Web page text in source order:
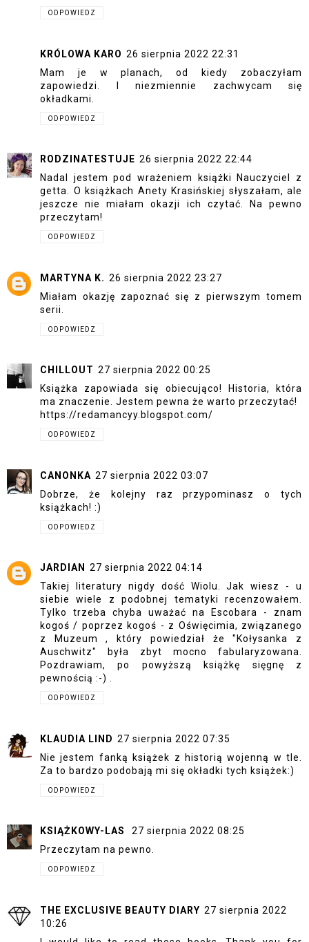
ODPOWIEDZ
KRÓLOWA KARO 26 sierpnia 2022 22:31
Mam je w planach, od kiedy zobaczyłam
zapowiedzi. I niezmiennie zachwycam się
okładkami.
ODPOWIEDZ
RODZINATESTUJE 26 sierpnia 2022 22:44
Nadal jestem pod wrażeniem książki Nauczyciel z
getta. O książkach Anety Krasińskiej słyszałam, ale
jeszcze nie miałam okazji ich czytać. Na pewno
przeczytam!
ODPOWIEDZ
MARTYNA K. 26 sierpnia 2022 23:27
Miałam okazję zapoznać się z pierwszym tomem
serii.
ODPOWIEDZ
CHILLOUT 27 sierpnia 2022 00:25
Książka zapowiada się obiecująco! Historia, która
ma znaczenie. Jestem pewna że warto przeczytać!
https://redamancyy.blogspot.com/
ODPOWIEDZ
CANONKA 27 sierpnia 2022 03:07
Dobrze, że kolejny raz przypominasz o tych
książkach! :)
ODPOWIEDZ
JARDIAN
27 sierpnia 2022 04:14
Takiej literatury nigdy dość Wiolu. Jak wiesz - u
siebie wiele z podobnej tematyki recenzowałem.
Tylko trzeba chyba uważać na Escobara - znam
kogoś / poprzez kogoś - z Oświęcimia, związanego
z Muzeum , który powiedział że "Kołysanka z
Auschwitz" była zbyt mocno fabularyzowana.
Pozdrawiam, po powyższą książkę sięgnę z
pewnością :-) .
ODPOWIEDZ
KLAUDIA LIND 27 sierpnia 2022 07:35
Nie jestem fanką książek z historią wojenną w tle.
Za to bardzo podobają mi się okładki tych książek:)
ODPOWIEDZ
KSIĄŻKOWY-LAS
27 sierpnia 2022 08:25
Przeczytam na pewno.
ODPOWIEDZ
THE EXCLUSIVE BEAUTY DIARY 27 sierpnia 2022
10:26